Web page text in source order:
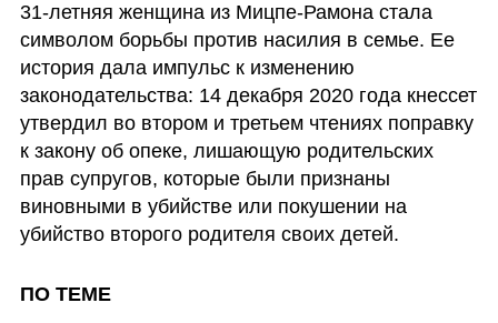
31-летняя женщина из Мицпе-Рамона стала
символом борьбы против насилия в семье. Ее
история дала импульс к изменению
законодательства: 14 декабря 2020 года кнессет
утвердил во втором и третьем чтениях поправку
к закону об опеке, лишающую родительских
прав супругов, которые были признаны
виновными в убийстве или покушении на
убийство второго родителя своих детей.
ПО ТЕМЕ